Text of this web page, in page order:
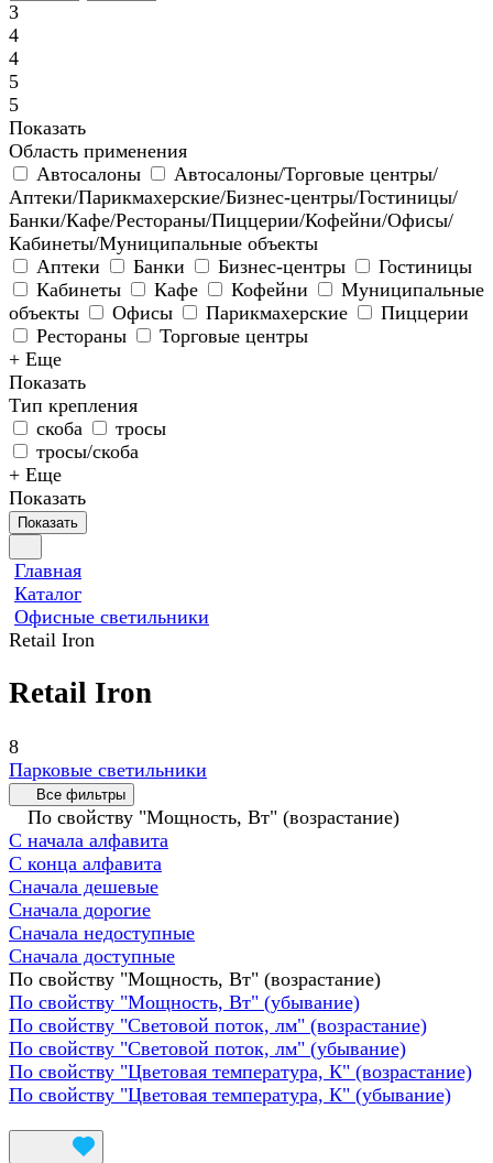
3
4
4
5
5
Показать
Область применения
Автосалоны
Автосалоны/Торговые центры/
Аптеки/Парикмахерские/Бизнес-центры/Гостиницы/
Банки/Кафе/Рестораны/Пиццерии/Кофейни/Офисы/
Кабинеты/Муниципальные объекты
Аптеки
Банки Бизнес-центры
Гостиницы
Кабинеты
Кафе Кофейни
Муниципальные
объекты
Офисы Парикмахерские
Пиццерии
Рестораны
Торговые центры
+ Еще
Показать
Тип крепления
скоба
тросы
тросы/скоба
+ Еще
Показать
Показать
Главная
Каталог
Офисные светильники
Retail Iron
Retail Iron
8
Парковые светильники
Все фильтры
По свойству "Мощность, Вт" (возрастание)
С начала алфавита
С конца алфавита
Сначала дешевые
Сначала дорогие
Сначала недоступные
Сначала доступные
По свойству "Мощность, Вт" (возрастание)
По свойству "Мощность, Вт" (убывание)
По свойству "Световой поток, лм" (возрастание)
По свойству "Световой поток, лм" (убывание)
По свойству "Цветовая температура, К" (возрастание)
По свойству "Цветовая температура, К" (убывание)